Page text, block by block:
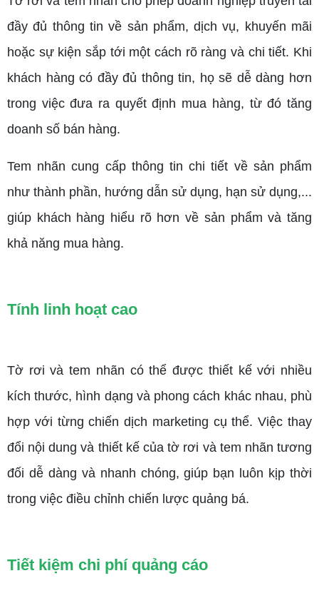
đầy đủ thông tin về sản phẩm, dịch vụ, khuyến mãi
hoặc sự kiện sắp tới một cách rõ ràng và chi tiết. Khi
khách hàng có đầy đủ thông tin, họ sẽ dễ dàng hơn
trong việc đưa ra quyết định mua hàng, từ đó tăng
doanh số bán hàng.
Tem nhãn cung cấp thông tin chi tiết về sản phẩm
như thành phần, hướng dẫn sử dụng, hạn sử dụng,...
giúp khách hàng hiểu rõ hơn về sản phẩm và tăng
khả năng mua hàng.
Tính linh hoạt cao
Tờ rơi và tem nhãn có thể được thiết kế với nhiều
kích thước, hình dạng và phong cách khác nhau, phù
hợp với từng chiến dịch marketing cụ thể. Việc thay
đổi nội dung và thiết kế của tờ rơi và tem nhãn tương
đối dễ dàng và nhanh chóng, giúp bạn luôn kịp thời
trong việc điều chỉnh chiến lược quảng bá.
Tiết kiệm chi phí quảng cáo